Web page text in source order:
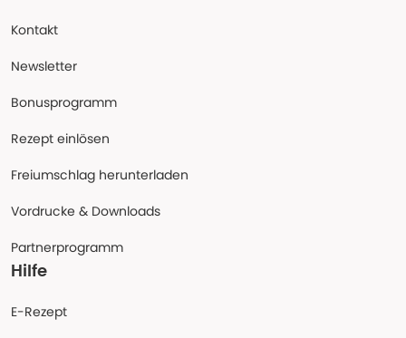
Kontakt
Newsletter
Bonusprogramm
Rezept einlösen
Freiumschlag herunterladen
Vordrucke & Downloads
Partnerprogramm
Hilfe
E-Rezept